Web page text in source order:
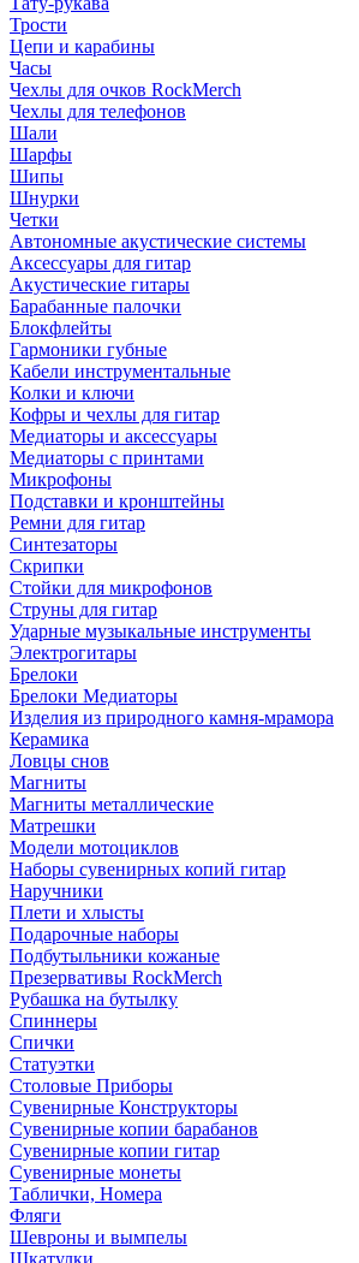
Трости
Цепи и карабины
Часы
Чехлы для очков RockMerch
Чехлы для телефонов
Шали
Шарфы
Шипы
Шнурки
Четки
Автономные акустические системы
Аксессуары для гитар
Акустические гитары
Барабанные палочки
Блокфлейты
Гармоники губные
Кабели инструментальные
Колки и ключи
Кофры и чехлы для гитар
Медиаторы и аксессуары
Медиаторы с принтами
Микрофоны
Подставки и кронштейны
Ремни для гитар
Синтезаторы
Скрипки
Стойки для микрофонов
Струны для гитар
Ударные музыкальные инструменты
Электрогитары
Брелоки
Брелоки Медиаторы
Изделия из природного камня-мрамора
Керамика
Ловцы снов
Магниты
Магниты металлические
Матрешки
Модели мотоциклов
Наборы сувенирных копий гитар
Наручники
Плети и хлысты
Подарочные наборы
Подбутыльники кожаные
Презервативы RockMerch
Рубашка на бутылку
Спиннеры
Спички
Статуэтки
Столовые Приборы
Сувенирные Конструкторы
Сувенирные копии барабанов
Сувенирные копии гитар
Сувенирные монеты
Таблички, Номера
Фляги
Шевроны и вымпелы
Шкатулки